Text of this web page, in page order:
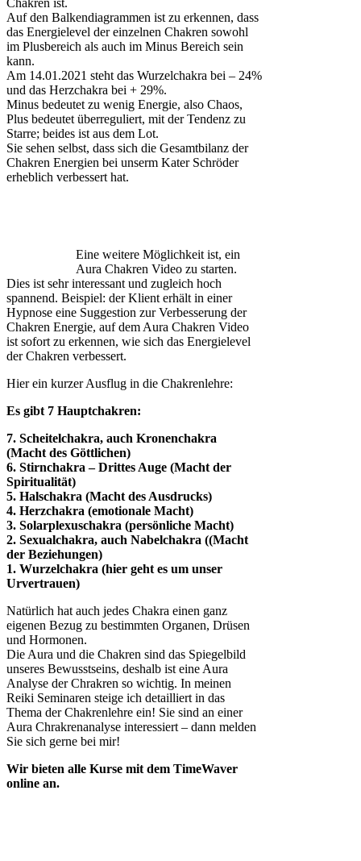
Auf den Balkendiagrammen ist zu erkennen, dass
das Energielevel der einzelnen Chakren sowohl
im Plusbereich als auch im Minus Bereich sein
kann.
Am 14.01.2021 steht das Wurzelchakra bei – 24%
und das Herzchakra bei + 29%.
Minus bedeutet zu wenig Energie, also Chaos,
Plus bedeutet überreguliert, mit der Tendenz zu
Starre; beides ist aus dem Lot.
Sie sehen selbst, dass sich die Gesamtbilanz der
Chakren Energien bei unserm Kater Schröder
erheblich verbessert hat.
Eine weitere Möglichkeit ist, ein
Aura Chakren Video zu starten.
Dies ist sehr interessant und zugleich hoch
spannend. Beispiel: der Klient erhält in einer
Hypnose eine Suggestion zur Verbesserung der
Chakren Energie, auf dem Aura Chakren Video
ist sofort zu erkennen, wie sich das Energielevel
der Chakren verbessert.
Hier ein kurzer Ausflug in die Chakrenlehre:
Es gibt 7 Hauptchakren:
7. Scheitelchakra, auch Kronenchakra
(Macht des Göttlichen)
6. Stirnchakra – Drittes Auge (Macht der
Spiritualität)
5. Halschakra (Macht des Ausdrucks)
4. Herzchakra (emotionale Macht)
3. Solarplexuschakra (persönliche Macht)
2. Sexualchakra, auch Nabelchakra ((Macht
der Beziehungen)
1. Wurzelchakra (hier geht es um unser
Urvertrauen)
Natürlich hat auch jedes Chakra einen ganz
eigenen Bezug zu bestimmten Organen, Drüsen
und Hormonen.
Die Aura und die Chakren sind das Spiegelbild
unseres Bewusstseins, deshalb ist eine Aura
Analyse der Chrakren so wichtig. In meinen
Reiki Seminaren steige ich detailliert in das
Thema der Chakrenlehre ein! Sie sind an einer
Aura Chrakrenanalyse interessiert – dann melden
Sie sich gerne bei mir!
Wir bieten alle Kurse mit dem TimeWaver
online an.